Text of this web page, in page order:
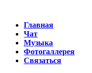
Главная
Чат
Музыка
Фотогаллерея
Связаться